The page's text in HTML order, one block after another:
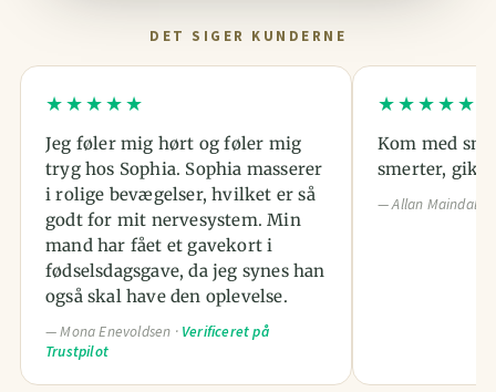
DET SIGER KUNDERNE
★★★★★
Jeg føler mig hørt og føler mig
tryg hos Sophia. Sophia masserer
i rolige bevægelser, hvilket er så
godt for mit nervesystem. Min
mand har fået et gavekort i
fødselsdagsgave, da jeg synes han
også skal have den oplevelse.
— Mona Enevoldsen · Verificeret på
Trustpilot
★★★★★
Kom med
smerter, gik
— Allan Maindal ·